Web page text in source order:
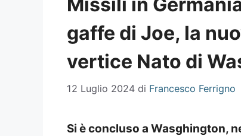
Missili in
gaffe di Joe, la
vertice Nato di
12 Luglio 2024 di Francesco Ferrigno
Si è concluso a Wasghington,